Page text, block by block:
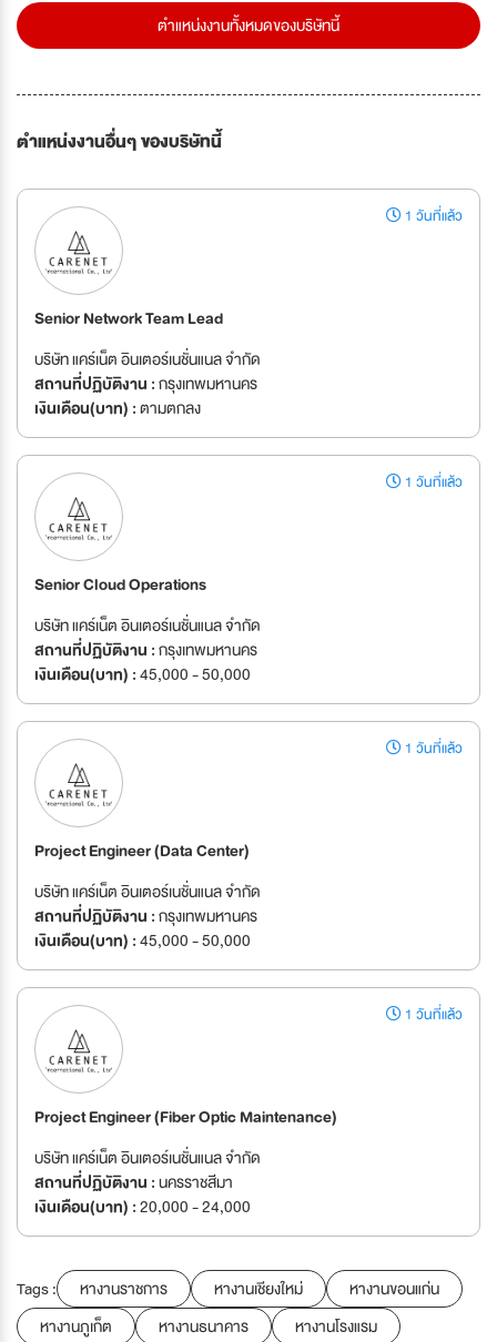
ตำแหน่งงานทั้งหมดของบริษัทนี้
ตำแหน่งงานอื่นๆ ของบริษัทนี้
1 วันที่แล้ว
Senior Network Team Lead
บริษัท แคร์เน็ต อินเตอร์เนชั่นแนล จำกัด
สถานที่ปฏิบัติงาน :กรุงเทพมหานคร
เงินเดือน(บาท) :ตามตกลง
1 วันที่แล้ว
Senior Cloud Operations
บริษัท แคร์เน็ต อินเตอร์เนชั่นแนล จำกัด
สถานที่ปฏิบัติงาน :กรุงเทพมหานคร
เงินเดือน(บาท) :45,000 - 50,000
1 วันที่แล้ว
Project Engineer (Data Center)
บริษัท แคร์เน็ต อินเตอร์เนชั่นแนล จำกัด
สถานที่ปฏิบัติงาน :กรุงเทพมหานคร
เงินเดือน(บาท) :45,000 - 50,000
1 วันที่แล้ว
Project Engineer (Fiber Optic Maintenance)
บริษัท แคร์เน็ต อินเตอร์เนชั่นแนล จำกัด
สถานที่ปฏิบัติงาน :นครราชสีมา
เงินเดือน(บาท) :20,000 - 24,000
Tags : หางานราชการ หางานเชียงใหม่
หางานขอนแก่น
หางานภูเก็ต
หางานธนาคาร หางานโรงแรม